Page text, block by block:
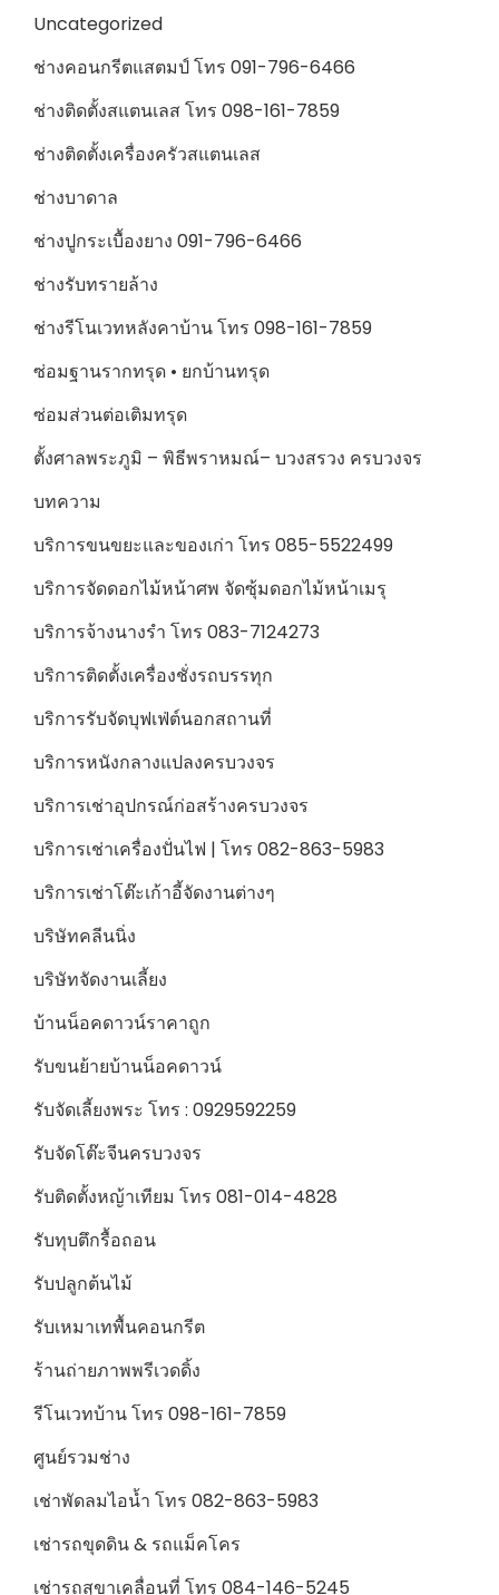
Uncategorized
ช่างคอนกรีตแสตมป์ โทร 091-796-6466
ช่างติดตั้งสแตนเลส โทร 098-161-7859
ช่างติดตั้งเครื่องครัวสแตนเลส
ช่างบาดาล
ช่างปูกระเบื้องยาง 091-796-6466
ช่างรับทรายล้าง
ช่างรีโนเวทหลังคาบ้าน โทร 098-161-7859
ซ่อมฐานรากทรุด • ยกบ้านทรุด
ซ่อมส่วนต่อเติมทรุด
ตั้งศาลพระภูมิ – พิธีพราหมณ์– บวงสรวง ครบวงจร
บทความ
บริการขนขยะและของเก่า โทร 085-5522499
บริการจัดดอกไม้หน้าศพ จัดซุ้มดอกไม้หน้าเมรุ
บริการจ้างนางรำ โทร 083-7124273
บริการติดตั้งเครื่องชั่งรถบรรทุก
บริการรับจัดบุฟเฟ่ต์นอกสถานที่
บริการหนังกลางแปลงครบวงจร
บริการเช่าอุปกรณ์ก่อสร้างครบวงจร
บริการเช่าเครื่องปั่นไฟ | โทร 082-863-5983
บริการเช่าโต๊ะเก้าอี้จัดงานต่างๆ
บริษัทคลีนนิ่ง
บริษัทจัดงานเลี้ยง
บ้านน็อคดาวน์ราคาถูก
รับขนย้ายบ้านน็อคดาวน์
รับจัดเลี้ยงพระ โทร : 0929592259
รับจัดโต๊ะจีนครบวงจร
รับติดตั้งหญ้าเทียม โทร 081-014-4828
รับทุบตึกรื้อถอน
รับปลูกต้นไม้
รับเหมาเทพื้นคอนกรีต
ร้านถ่ายภาพพรีเวดดิ้ง
รีโนเวทบ้าน โทร 098-161-7859
ศูนย์รวมช่าง
เช่าพัดลมไอน้ำ โทร 082-863-5983
เช่ารถขุดดิน & รถแม็คโคร
เช่ารถสุขาเคลื่อนที่ โทร 084-146-5245